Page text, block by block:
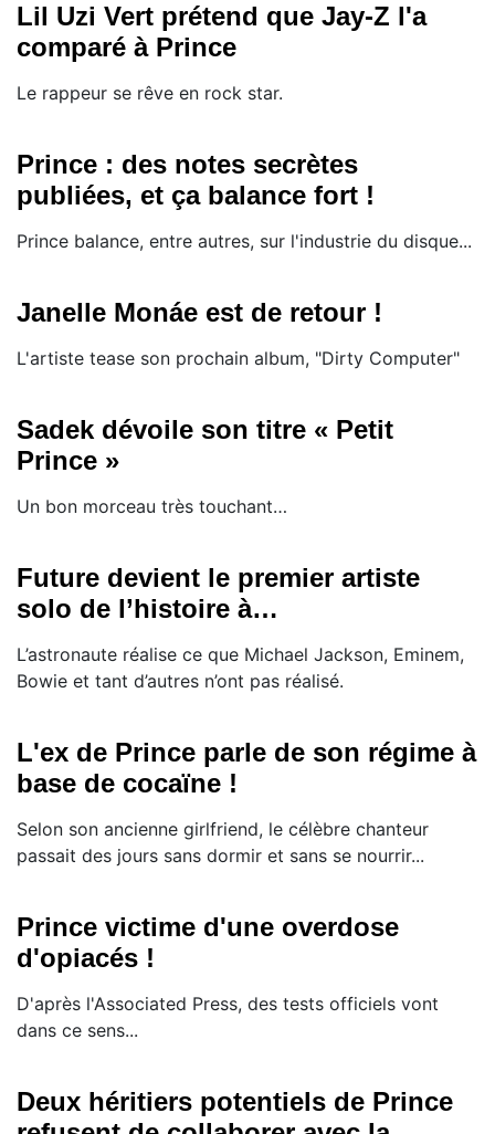
Lil Uzi Vert prétend que Jay-Z l'a
comparé à Prince
Le rappeur se rêve en rock star.
Prince : des notes secrètes
publiées, et ça balance fort !
Prince balance, entre autres, sur l'industrie du disque...
Janelle Monáe est de retour !
L'artiste tease son prochain album, "Dirty Computer"
Sadek dévoile son titre « Petit
Prince »
Un bon morceau très touchant…
Future devient le premier artiste
solo de l’histoire à…
L’astronaute réalise ce que Michael Jackson, Eminem,
Bowie et tant d’autres n’ont pas réalisé.
L'ex de Prince parle de son régime à
base de cocaïne !
Selon son ancienne girlfriend, le célèbre chanteur
passait des jours sans dormir et sans se nourrir...
Prince victime d'une overdose
d'opiacés !
D'après l'Associated Press, des tests officiels vont
dans ce sens...
Deux héritiers potentiels de Prince